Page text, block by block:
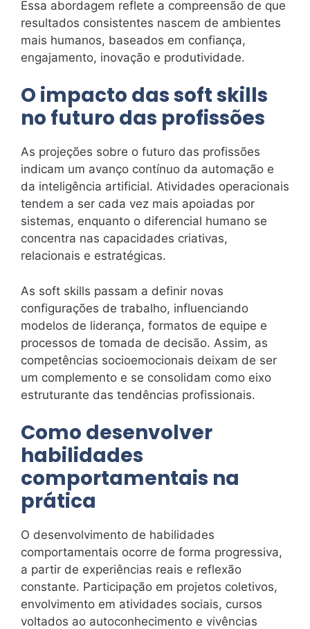
Essa abordagem reflete a compreensão de que
resultados consistentes nascem de ambientes
mais humanos, baseados em confiança,
engajamento, inovação e produtividade.
O impacto das soft skills
no futuro das profissões
As projeções sobre o futuro das profissões
indicam um avanço contínuo da automação e
da inteligência artificial. Atividades operacionais
tendem a ser cada vez mais apoiadas por
sistemas, enquanto o diferencial humano se
concentra nas capacidades criativas,
relacionais e estratégicas.
As soft skills passam a definir novas
configurações de trabalho, influenciando
modelos de liderança, formatos de equipe e
processos de tomada de decisão. Assim, as
competências socioemocionais deixam de ser
um complemento e se consolidam como eixo
estruturante das tendências profissionais.
Como desenvolver
habilidades
comportamentais na
prática
O desenvolvimento de habilidades
comportamentais ocorre de forma progressiva,
a partir de experiências reais e reflexão
constante. Participação em projetos coletivos,
envolvimento em atividades sociais, cursos
voltados ao autoconhecimento e vivências